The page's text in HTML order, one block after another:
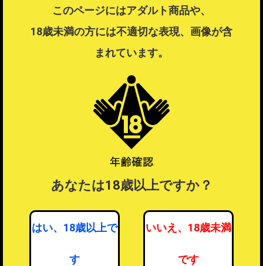
この商品はラッピング可能な商品です
ラッピング不可商品とラッピング可能商品を同時注文した場合、ラ
ラッピングするを選択したい場合は注文を分けてご注文ください。
ラッピングについて
このページにはアダルト商品や、
18歳未満の方には不適切な表現、画像が含
まれています。
あなたは18歳以上ですか？
はい、18歳以上で
す
いいえ、18歳未満
です